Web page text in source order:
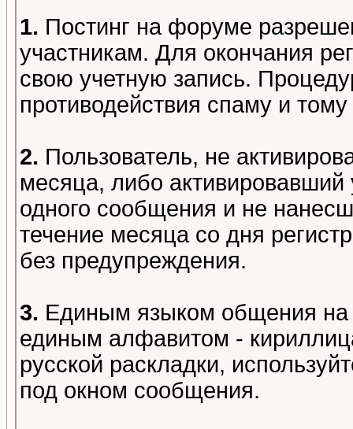
1. Постинг на форуме
участникам. Для окончания
свою учетную запись.
противодействия спаму и
2. Пользователь, не
месяца, либо
одного сообщения и не
течение месяца со дня
без предупреждения.
3. Единым языком общения на
единым алфавитом -
русской раскладки,
под окном сообщения.